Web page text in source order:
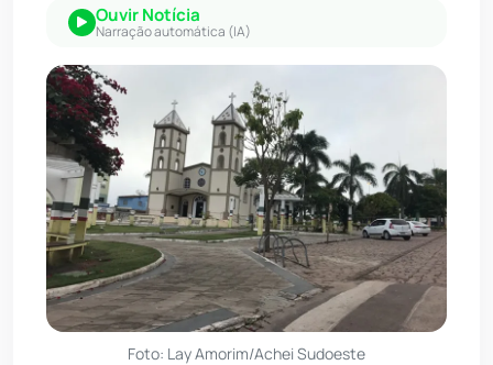
Ouvir Notícia
Narração automática (IA)
Foto: Lay Amorim/Achei Sudoeste